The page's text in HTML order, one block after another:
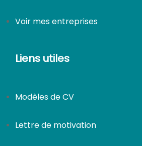
Voir mes entreprises
Liens utiles
Modèles de CV
Lettre de motivation